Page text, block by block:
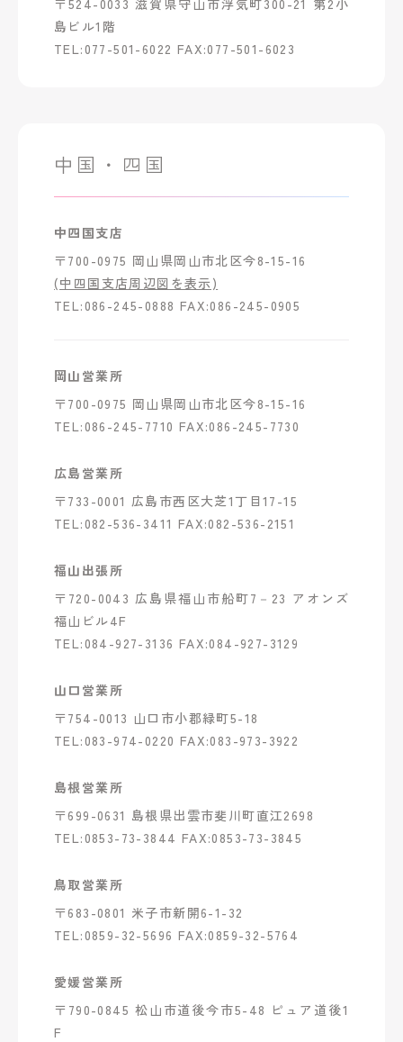
〒524-0033 滋賀県守山市浮気町300-21 第2小
島ビル1階
TEL:077-501-6022 FAX:077-501-6023
中国・四国
中四国支店
〒700-0975 岡山県岡山市北区今8-15-16
(中四国支店周辺図を表示)
TEL:086-245-0888 FAX:086-245-0905
岡山営業所
〒700-0975 岡山県岡山市北区今8-15-16
TEL:086-245-7710 FAX:086-245-7730
広島営業所
〒733-0001 広島市西区大芝1丁目17-15
TEL:082-536-3411 FAX:082-536-2151
福山出張所
〒720-0043 広島県福山市船町7－23 アオンズ
福山ビル4F
TEL:084-927-3136 FAX:084-927-3129
山口営業所
〒754-0013 山口市小郡緑町5-18
TEL:083-974-0220 FAX:083-973-3922
島根営業所
〒699-0631 島根県出雲市斐川町直江2698
TEL:0853-73-3844 FAX:0853-73-3845
鳥取営業所
〒683-0801 米子市新開6-1-32
TEL:0859-32-5696 FAX:0859-32-5764
愛媛営業所
〒790-0845 松山市道後今市5-48 ピュア道後1
F